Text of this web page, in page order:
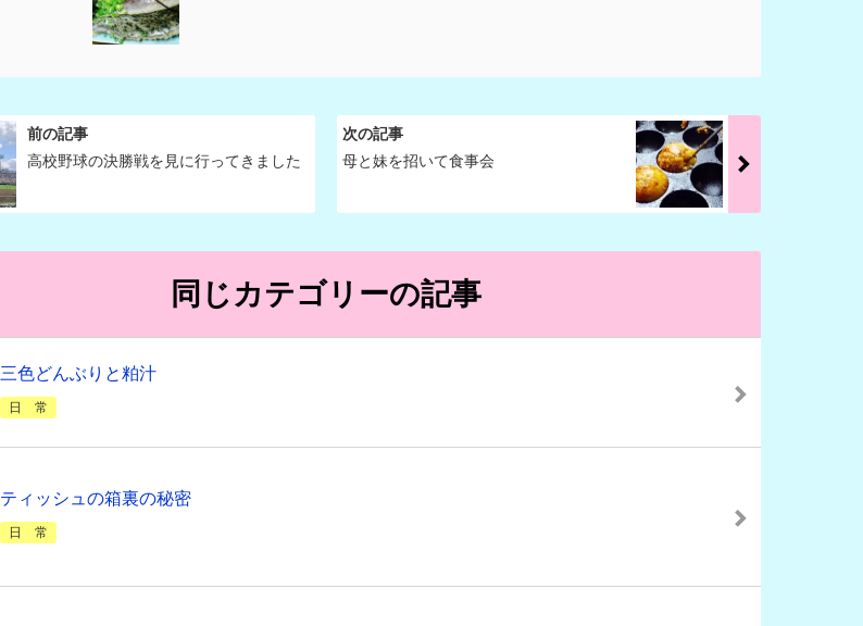
前の記事
高校野球の決勝戦を見に行ってきました
次の記事
母と妹を招いて食事会
同じカテゴリーの記事
三色どんぶりと粕汁
日 常
ティッシュの箱裏の秘密
日 常